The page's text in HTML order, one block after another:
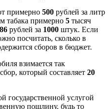
примерно 500 рублей за литр
табака примерно 5 тысяч
рублей за 1000 штук. Если
посчитать, сколько в
сборов в бюджет.
взимается так
который составляет 20
государственной услугой
пошлину, будь то